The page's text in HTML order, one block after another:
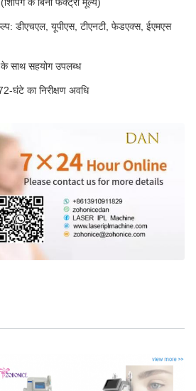
डीएचएल, यूपीएस, टीएनटी, फेडएक्स, ईएमएस
के साथ सहयोग उपलब्ध
72-घंटे का निरीक्षण अवधि